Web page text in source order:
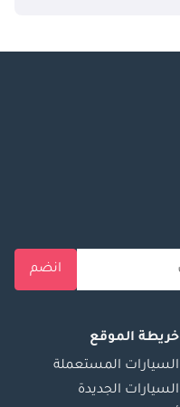
انضم
خريطة الموقع
السيارات المستعملة
السيارات الجديدة